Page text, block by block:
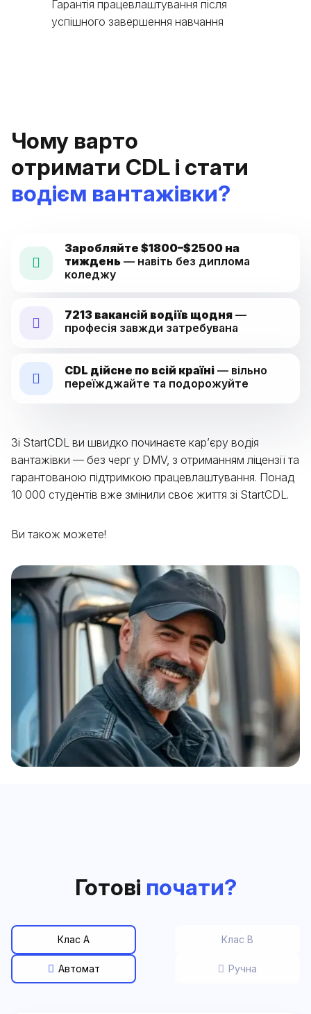
Гарантія працевлаштування після
успішного завершення навчання
Чому варто
отримати CDL і стати
водієм вантажівки?
Заробляйте $1800–$2500 на
тиждень — навіть без диплома
коледжу
7213 вакансій водіїв щодня —
професія завжди затребувана
CDL дійсне по всій країні — вільно
переїжджайте та подорожуйте
Зі StartCDL ви швидко починаєте кар’єру водія
вантажівки — без черг у DMV, з отриманням ліцензії та
гарантованою підтримкою працевлаштування. Понад
10 000 студентів вже змінили своє життя зі StartCDL.
Ви також можете!
Готові почати?
Клас A Клас B
Автомат Ручна